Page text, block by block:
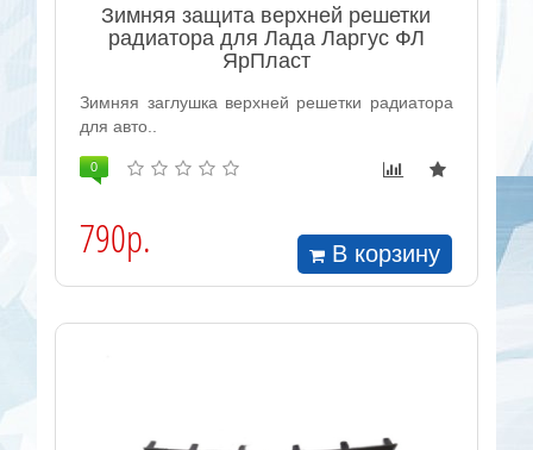
Зимняя защита верхней решетки
радиатора для Лада Ларгус ФЛ
ЯрПласт
Зимняя заглушка верхней решетки радиатора
для авто..
0
790р. В корзину